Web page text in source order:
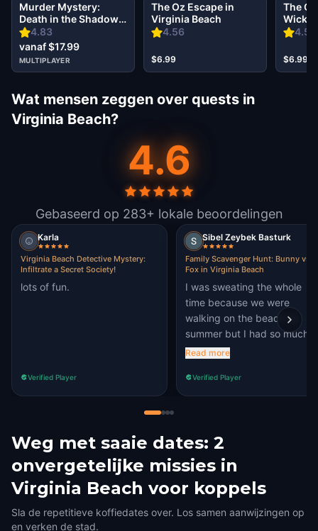
4.83
Murder Mystery:
Death in the Shadows
in Virginia Beach
vanaf $17.99
MULTIPLAYER
4.56
The Oz Escape in
Virginia Beach
$6.99
4.56
The
$6.99
Wat mensen zeggen over quests in
Virginia Beach?
4.6
Gebaseerd op 283+ lokale beoordelingen
Karla
Virginia Beach Detective Mystery:
Infiltrate a Secret Society!
lots of fun.
Verified Player
Sibel Zeybek Basturk
Family Scavenger Hunt: Bunny vs.
Fox in Virginia Beach
I was sweating the whole
time because we were
walking on the beach kn
summer but I had so much
fun.
Read more
Verified Player
Weg met saaie dates: 2
onvergetelijke missies in
Virginia Beach voor koppels
Sla de repetitieve koffiedates over. Los samen aanwijzingen op
en verken de stad.